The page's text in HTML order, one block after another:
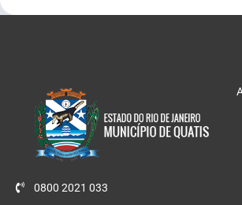
0800 2021 033